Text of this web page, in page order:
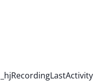
_hjRecordingLastActivity